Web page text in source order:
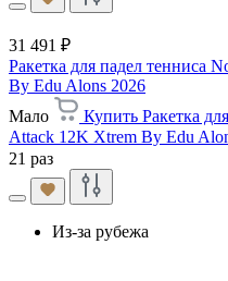
31 491 ₽
Ракетка для падел тенниса
By Edu Alons 2026
Мало
Купить Ракетка
Attack 12K Xtrem By Edu
21 раз
Из-за рубежа